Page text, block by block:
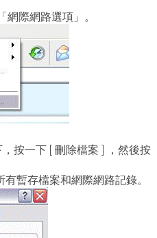
際網路選項」。
按一下 [ 刪除檔案 ] ，然後按
暫存檔案和網際網路記錄。